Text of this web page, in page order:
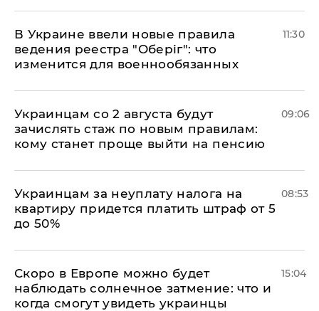
В Украине ввели новые правила
ведения реестра "Оберіг": что
изменится для военнообязанных
11:30
Украинцам со 2 августа будут
зачислять стаж по новым правилам:
кому станет проще выйти на пенсию
09:06
Украинцам за неуплату налога на
квартиру придется платить штраф от 5
до 50%
08:53
Скоро в Европе можно будет
наблюдать солнечное затмение: что и
когда смогут увидеть украинцы
15:04